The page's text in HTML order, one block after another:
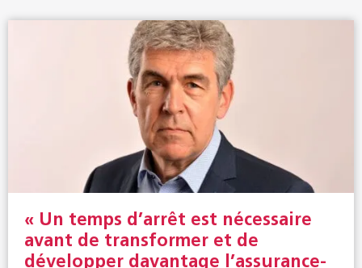
« Un temps d’arrêt est nécessaire
avant de transformer et de
développer davantage l’assurance-